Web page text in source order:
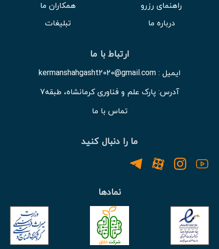
راهنمای رزرو
درباره ما
همکاران ما
تبلیغات
ارتباط با ما
ایمیل : kermanshahgasht2020@gmail.com
آدرس: پارک علم و فناوری کرمانشاه، طبقه7
تماس با ما
ما را دنبال کنید
نمادها